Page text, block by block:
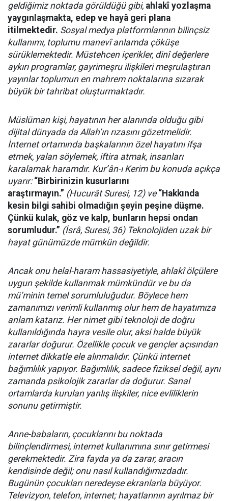
geldiğimiz noktada görüldüğü gibi, ahlakî yozlaşma
yaygınlaşmakta, edep ve hayâ geri plana
itilmektedir. Sosyal medya platformlarının bilinçsiz
kullanımı, toplumu manevî anlamda çöküşe
sürüklemektedir. Müstehcen içerikler, dinî değerlere
aykırı programlar, gayrimeşru ilişkileri meşrulaştıran
yayınlar toplumun en mahrem noktalarına sızarak
büyük bir tahribat oluşturmaktadır.
Müslüman kişi, hayatının her alanında olduğu gibi
dijital dünyada da Allah’ın rızasını gözetmelidir.
İnternet ortamında başkalarının özel hayatını ifşa
etmek, yalan söylemek, iftira atmak, insanları
karalamak haramdır. Kur’ân-ı Kerim bu konuda açıkça
uyarır:“Birbirinizin kusurlarını
araştırmayın.” (Hucurât Suresi, 12) ve “Hakkında
kesin bilgi sahibi olmadığın şeyin peşine düşme.
Çünkü kulak, göz ve kalp, bunların hepsi ondan
sorumludur.” (İsrâ, Suresi, 36) Teknolojiden uzak bir
hayat günümüzde mümkün değildir.
Ancak onu helal-haram hassasiyetiyle, ahlakî ölçülere
uygun şekilde kullanmak mümkündür ve bu da
mü’minin temel sorumluluğudur. Böylece hem
zamanımızı verimli kullanmış olur hem de hayatımıza
anlam katarız. Her nimet gibi teknoloji de doğru
kullanıldığında hayra vesile olur, aksi halde büyük
zararlar doğurur. Özellikle çocuk ve gençler açısından
internet dikkatle ele alınmalıdır. Çünkü internet
bağımlılık yapıyor. Bağımlılık, sadece fiziksel değil, aynı
zamanda psikolojik zararlar da doğurur. Sanal
ortamlarda kurulan yanlış ilişkiler, nice evliliklerin
sonunu getirmiştir.
Anne-babaların, çocuklarını bu noktada
bilinçlendirmesi, internet kullanımına sınır getirmesi
gerekmektedir. Zira fayda ya da zarar, aracın
kendisinde değil; onu nasıl kullandığımızdadır.
Bugünün çocukları neredeyse ekranlarla büyüyor.
Televizyon, telefon, internet; hayatlarının ayrılmaz bir